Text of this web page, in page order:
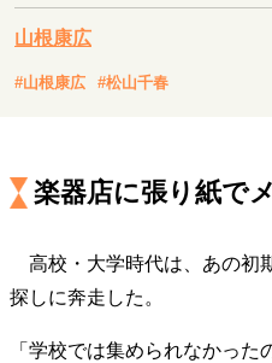
セカンドキャリアの描き方
夢を掴む選択
経営・ビジネス
トップが描く未来
マインドセット
山根康広
#山根康広 #松山千春
楽器店に張り紙で
高校・大学時代は、あの初
探しに奔走した。
「学校では集められなかっ